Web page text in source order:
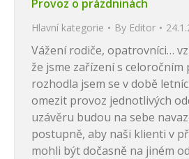
Provoz o prázdninách
Hlavní kategorie By Editor
Vážení rodiče, opatrovníci…
že jsme zařízení s celoročním
rozhodla jsem se v době
omezit provoz jednotlivých
uzávěru budou na sebe
postupně, aby naši klienti v
mohli být dočasně na jiném